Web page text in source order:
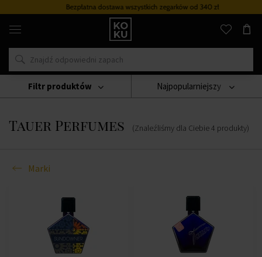
Bezpłatna dostawa wszystkich zegarkówod 340 zł
Oryginalne
perfumy
zegarki
w
miejscu
Marki
Tauer Perfumes
Tauer Perfumes (Znaleźliśmy dla Ciebie4 produkty)
Najpopularniejszy
Marki
Filtr produktów